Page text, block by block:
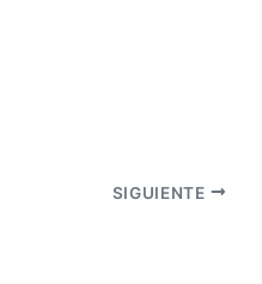
SIGUIENTE